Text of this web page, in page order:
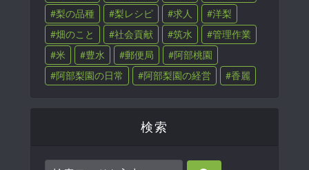
梨の品種
梨レシピ 求人
洋梨
畑のこと
社会貢献 筑水
管理作業
米
豊水 郵便局
阿部桃園
阿部梨園の日常
阿部梨園の経営 香麗
検索